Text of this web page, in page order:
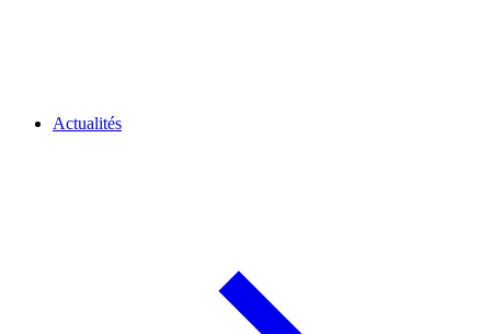
Actualités